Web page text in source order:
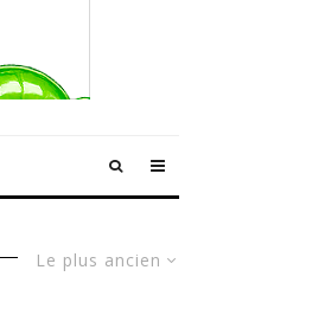
Le plus ancien